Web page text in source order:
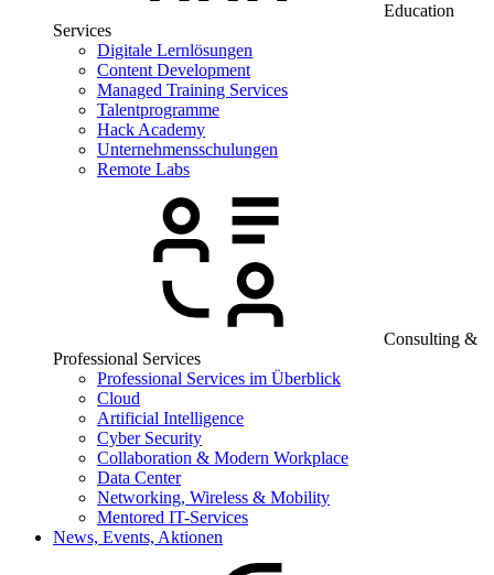
Education
Services
Digitale Lernlösungen
Content Development
Managed Training Services
Talentprogramme
Hack Academy
Unternehmensschulungen
Remote Labs
Consulting &
Professional Services
Professional Services im Überblick
Cloud
Artificial Intelligence
Cyber Security
Collaboration & Modern Workplace
Data Center
Networking, Wireless & Mobility
Mentored IT-Services
News, Events, Aktionen